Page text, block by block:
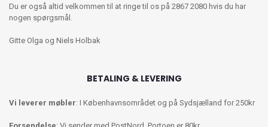
Du er også altid velkommen til at ringe til os på 2867 2080 hvis du har
nogen spørgsmål.
Gitte Olga og Niels Holbak
BETALING & LEVERING
Vi leverer møbler: I Københavnsområdet og på Sydsjælland for 250kr